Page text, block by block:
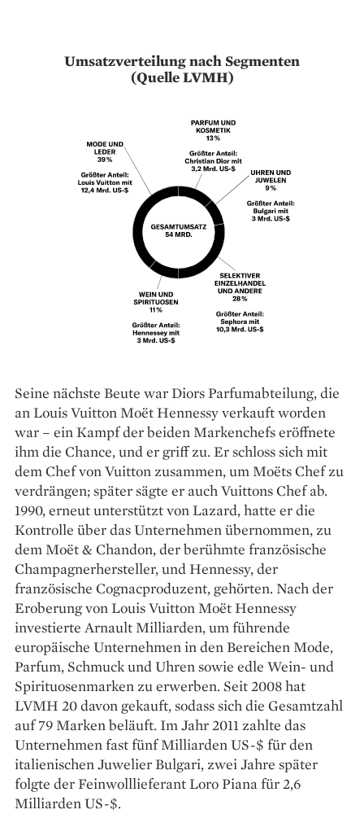
Umsatzverteilung nach Segmenten
(Quelle LVMH)
Seine nächste Beute war Diors Parfum­abteilung, die
an Louis Vuitton Moët Hennessy verkauft worden
war – ein Kampf der beiden Markenchefs eröffnete
ihm die Chance, und er griff zu. Er schloss sich mit
dem Chef von Vuitton zusammen, um Moëts Chef zu
verdrängen; später sägte er auch Vuittons Chef ab.
1990, erneut unterstützt von Lazard, hatte er die
Kontrolle über das Unternehmen übernommen, zu
dem Moët & Chandon, der berühmte französische
Champagnerhersteller, und Hennessy, der
französische Cognacproduzent, gehörten. Nach der
Eroberung von Louis Vuitton Moët Hennessy
investierte Arnault Milliarden, um führende
europäische Unternehmen in den Bereichen Mode,
Parfum, Schmuck und ­Uhren sowie edle Wein- und
Spirituosenmarken zu erwerben. Seit 2008 hat
LVMH 20 davon gekauft, sodass sich die Gesamtzahl
auf 79 Marken beläuft. Im Jahr 2011 zahlte das
Unternehmen fast fünf Milliarden US-$ für den
italienischen Juwelier Bulgari, zwei Jahre später
folgte der Feinwolllieferant Loro Piana für 2,6
Milliarden US-$.